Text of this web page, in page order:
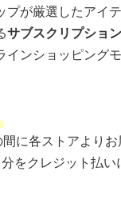
プが厳選したアイ
サブスクリプショ
ンショッピングモ
に各ストアより
をクレジット払